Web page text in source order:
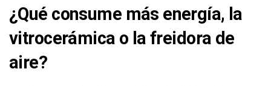
¿Qué consume más energía, la
vitrocerámica o la freidora de
aire?